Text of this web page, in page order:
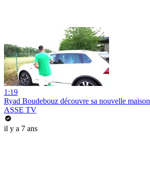
1:19
Ryad Boudebouz découvre sa nouvelle maison
ASSE TV
il y a 7 ans